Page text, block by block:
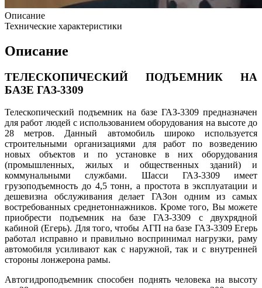
Описание
Технические характеристики
Описание
ТЕЛЕСКОПИЧЕСКИЙ ПОДЪЕМНИК НА
БАЗЕ ГАЗ-3309
Телескопический подъемник на базе ГАЗ-3309 предназначен
для работ людей с использованием оборудования на высоте до
28 метров. Данный автомобиль широко используется
строительными организациями для работ по возведению
новых объектов и по установке в них оборудования
(промышленных, жилых и общественных зданий) и
коммунальными службами. Шасси ГАЗ-3309 имеет
грузоподъемность до 4,5 тонн, а простота в эксплуатации и
дешевизна обслуживания делает ГАЗон одним из самых
востребованных среднетоннажников. Кроме того, Вы можете
приобрести подъемник на базе ГАЗ-3309 с двухрядной
кабиной (Егерь). Для того, чтобы АГП на базе ГАЗ-3309 Егерь
работал исправно и правильно воспринимал нагрузки, раму
автомобиля усиливают как с наружной, так и с внутренней
стороны лонжерона рамы.
Автогидроподъемник способен поднять человека на высоту